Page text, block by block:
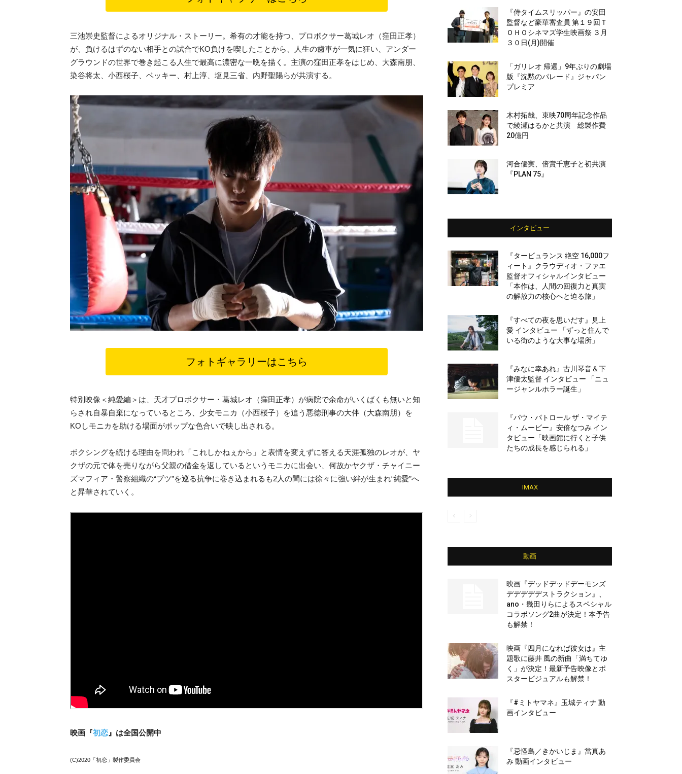
三池崇史監督によるオリジナル・ストーリー。希有の才能を持つ、プロボクサー葛城レオ（窪田正孝）
が、負けるはずのない相手との試合でKO負けを喫したことから、人生の歯車が一気に狂い、アンダー
グラウンドの世界で巻き起こる人生で最高に濃密な一晩を描く。主演の窪田正孝をはじめ、大森南朋、
染谷将太、小西桜子、ベッキー、村上淳、塩見三省、内野聖陽らが共演する。
フォトギャラリーはこちら
特別映像＜純愛編＞は、天才プロボクサー・葛城レオ（窪田正孝）が病院で余命がいくばくも無いと知
らされ自暴自棄になっているところ、少女モニカ（小西桜子）を追う悪徳刑事の大伴（大森南朋）を
KOしモニカを助ける場面がポップな色合いで映し出される。
ボクシングを続ける理由を問われ「これしかねぇから」と表情を変えずに答える天涯孤独のレオが、ヤ
クザの元で体を売りながら父親の借金を返しているというモニカに出会い、何故かヤクザ・チャイニー
ズマフィア・警察組織の“ブツ”を巡る抗争に巻き込まれるも2人の間には徐々に強い絆が生まれ“純愛”へ
と昇華されていく。
映画『初恋』は全国公開中
(C)2020「初恋」製作委員会
『侍タイムスリッパー』の安田
監督など豪華審査員 第１９回Ｔ
ＯＨＯシネマズ学生映画祭 ３月
３０日(月)開催
「ガリレオ 帰還」9年ぶりの劇場
版『沈黙のパレード』ジャパン
プレミア
木村拓哉、東映70周年記念作品
で綾瀬はるかと共演 総製作費
20億円
河合優実、倍賞千恵子と初共演
『PLAN 75』
インタビュー
『タービュランス 絶空 16,000フ
ィート』クラウディオ・ファエ
監督オフィシャルインタビュー
「本作は、人間の回復力と真実
の解放力の核心へと迫る旅」
『すべての夜を思いだす』見上
愛 インタビュー 「ずっと住んで
いる街のような大事な場所」
『みなに幸あれ』古川琴音＆下
津優太監督 インタビュー 「ニュ
ージャンルホラー誕生」
『パウ・パトロール ザ・マイテ
ィ・ムービー』安倍なつみ イン
タビュー「映画館に行くと子供
たちの成長を感じられる」
IMAX
動画
映画『デッドデッドデーモンズ
デデデデデストラクション』、
ano・幾田りらによるスペシャル
コラボソング2曲が決定！本予告
も解禁！
映画『四月になれば彼女は』主
題歌に藤井 風の新曲「満ちてゆ
く」が決定！最新予告映像とポ
スタービジュアルも解禁！
『#ミトヤマネ』玉城ティナ 動
画インタビュー
『忌怪島／きかいじま』當真あ
み 動画インタビュー